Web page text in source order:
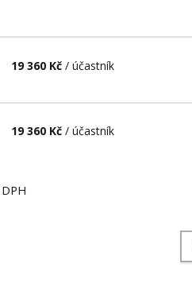
19 360 Kč / účastník
19 360 Kč / účastník